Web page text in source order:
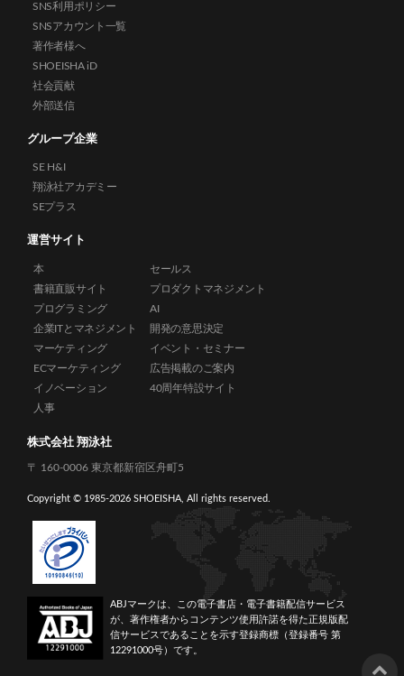
SNS利用ポリシー
SNSアカウント一覧
著作者様へ
SHOEISHA iD
社会貢献
外部送信
グループ企業
SE H&I
翔泳社アカデミー
SEプラス
運営サイト
本
書籍直販サイト
プログラミング
企業ITとマネジメント
マーケティング
ECマーケティング
イノベーション
人事
セールス
プロダクトマネジメント
AI
開発の意思決定
イベント・セミナー
広告掲載のご案内
40周年特設サイト
株式会社 翔泳社
〒 160-0006 東京都新宿区舟町5
Copyright © 1985-2026 SHOEISHA, All rights reserved.
ABJマークは、この電子書店・電子書籍配信サービス
が、著作権者からコンテンツ使用許諾を得た正規版配
信サービスであることを示す登録商標（登録番号 第
12291000号）です。